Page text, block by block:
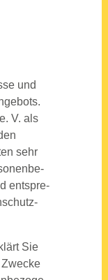
und
V. als
sehr
ent­spre­
Sie